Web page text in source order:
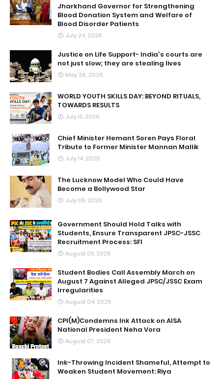
Jharkhand Governor for Strengthening
Blood Donation System and Welfare of
Blood Disorder Patients
July 24, 2026
Justice on Life Support- India's courts are
not just slow; they are stealing lives
May 26, 2026
WORLD YOUTH SKILLS DAY: BEYOND RITUALS,
TOWARDS RESULTS
July 15, 2026
Chief Minister Hemant Soren Pays Floral
Tribute to Former Minister Mannan Mallik
July 14, 2026
The Lucknow Model Who Could Have
Become a Bollywood Star
July 05, 2026
Government Should Hold Talks with
Students, Ensure Transparent JPSC-JSSC
Recruitment Process: SFI
August 05, 2026
Student Bodies Call Assembly March on
August 7 Against Alleged JPSC/JSSC Exam
Irregularities
August 04, 2026
CPI(M)Condemns Ink Attack on AISA
National President Neha Vora
August 07, 2026
Ink-Throwing Incident Shameful, Attempt to
Weaken Student Movement: Riya